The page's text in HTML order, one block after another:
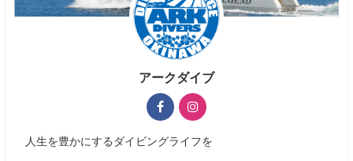
アークダイブ
人生を豊かにするダイビングライフを